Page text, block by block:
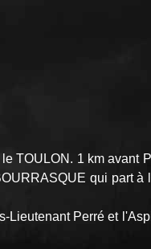
TOULON. 1 km avant
qui part
Lieutenant Perré et